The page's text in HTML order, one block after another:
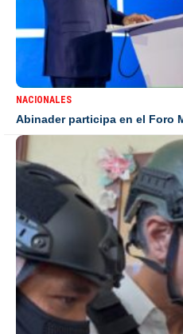
NACIONALES
Abinader participa en el Foro